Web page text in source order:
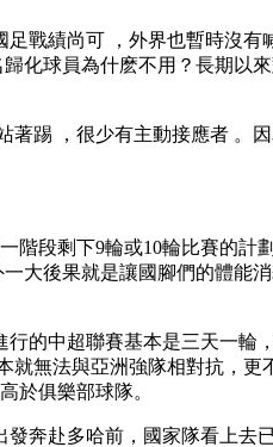
足戰績尚可  ，外界也暫時
歸化球員為什麽不用？長期
著踢 ，很少有主動接應者
段剩下9輪或10輪比賽的計劃
大後果就是讓國腳們的體能消
旬進行的中超聯賽基本是三天一
法與亞洲強隊相對抗，更
俱樂部球隊 。
多哈前 ，國家隊看上去已經在